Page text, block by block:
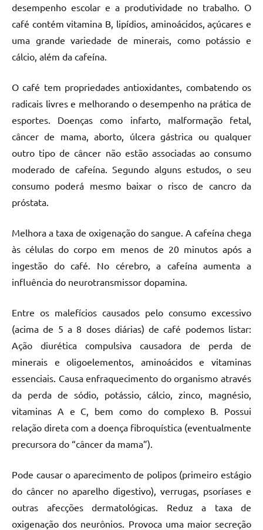
desempenho escolar e a produtividade no trabalho. O
café contém vitamina B, lipídios, aminoácidos, açúcares e
uma grande variedade de minerais, como potássio e
cálcio, além da cafeína.
O café tem propriedades antioxidantes, combatendo os
radicais livres e melhorando o desempenho na prática de
esportes. Doenças como infarto, malformação fetal,
câncer de mama, aborto, úlcera gástrica ou qualquer
outro tipo de câncer não estão associadas ao consumo
moderado de cafeína. Segundo alguns estudos, o seu
consumo poderá mesmo baixar o risco de cancro da
próstata.
Melhora a taxa de oxigenação do sangue. A cafeína chega
às células do corpo em menos de 20 minutos após a
ingestão do café. No cérebro, a cafeína aumenta a
influência do neurotransmissor dopamina.
Entre os malefícios causados pelo consumo excessivo
(acima de 5 a 8 doses diárias) de café podemos listar:
Ação diurética compulsiva causadora de perda de
minerais e oligoelementos, aminoácidos e vitaminas
essenciais. Causa enfraquecimento do organismo através
da perda de sódio, potássio, cálcio, zinco, magnésio,
vitaminas A e C, bem como do complexo B. Possui
relação direta com a doença fibroquística (eventualmente
precursora do “câncer da mama”).
Pode causar o aparecimento de polipos (primeiro estágio
do câncer no aparelho digestivo), verrugas, psoríases e
outras afecções dermatológicas. Reduz a taxa de
oxigenação dos neurônios. Provoca uma maior secreção